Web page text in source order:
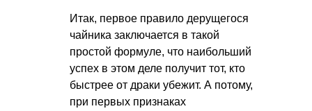
Итак, первое правило дерущегося
чайника заключается в такой
простой формуле, что наибольший
успех в этом деле получит тот, кто
быстрее от драки убежит. А потому,
при первых признаках